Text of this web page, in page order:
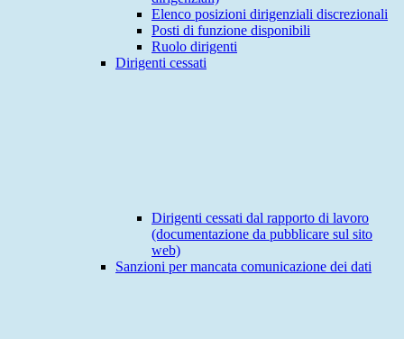
Elenco posizioni dirigenziali discrezionali
Posti di funzione disponibili
Ruolo dirigenti
Dirigenti cessati
Dirigenti cessati dal rapporto di lavoro
(documentazione da pubblicare sul sito
web)
Sanzioni per mancata comunicazione dei dati